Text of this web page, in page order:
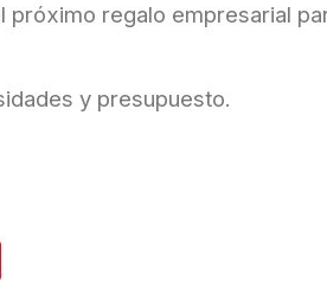
próximo regalo empresarial
y presupuesto.